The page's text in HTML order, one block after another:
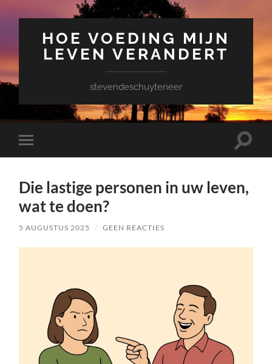
HOE VOEDING MIJN
LEVEN VERANDERT
stevendeschuyteneer
Toggle
mobiel
Toggle
Die lastige personen in uw leven,
wat te doen?
5 AUGUSTUS 2025 / GEEN REACTIES